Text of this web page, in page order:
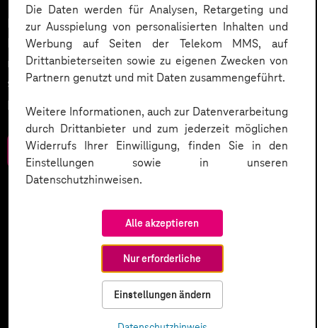
Die Daten werden für Analysen, Retargeting und
zur Ausspielung von personalisierten Inhalten und
Werbung auf Seiten der Telekom MMS, auf
Drittanbieterseiten sowie zu eigenen Zwecken von
Partnern genutzt und mit Daten zusammengeführt.
Weitere Informationen, auch zur Datenverarbeitung
durch Drittanbieter und zum jederzeit möglichen
Widerrufs Ihrer Einwilligung, finden Sie in den
Einstellungen sowie in unseren
Datenschutzhinweisen.
Alle akzeptieren
Nur erforderliche
Einstellungen ändern
Datenschutz in KI-Projekten leicht gemacht:
Entdecken Sie 10 entscheidende Schritte, um
rechtliche Anforderungen zu erfüllen, Vertrauen zu
stärken und Innovation sicher zu gestalten – inklusive
praktischer Checkliste zum Download.
Zum Download